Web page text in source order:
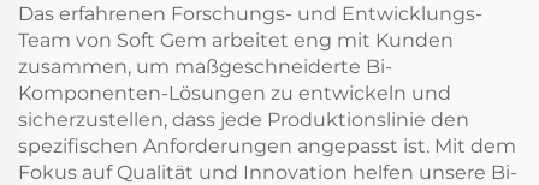
Das erfahrenen Forschungs- und Entwicklungs-
Team von Soft Gem arbeitet eng mit Kunden
zusammen, um maßgeschneiderte Bi-
Komponenten-Lösungen zu entwickeln und
sicherzustellen, dass jede Produktionslinie den
spezifischen Anforderungen angepasst ist. Mit dem
Fokus auf Qualität und Innovation helfen unsere Bi-